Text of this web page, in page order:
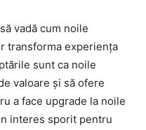
vadă cum noile
transforma experiența
sunt ca noile
valoare și să ofere
a face upgrade la noile
interes sporit pentru